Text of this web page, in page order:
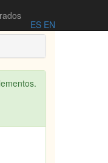
ES EN